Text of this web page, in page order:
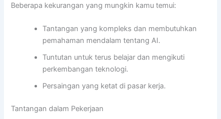
Beberapa kekurangan yang mungkin kamu temui:
Tantangan yang kompleks dan membutuhkan
pemahaman mendalam tentang AI.
Tuntutan untuk terus belajar dan mengikuti
perkembangan teknologi.
Persaingan yang ketat di pasar kerja.
Tantangan dalam Pekerjaan